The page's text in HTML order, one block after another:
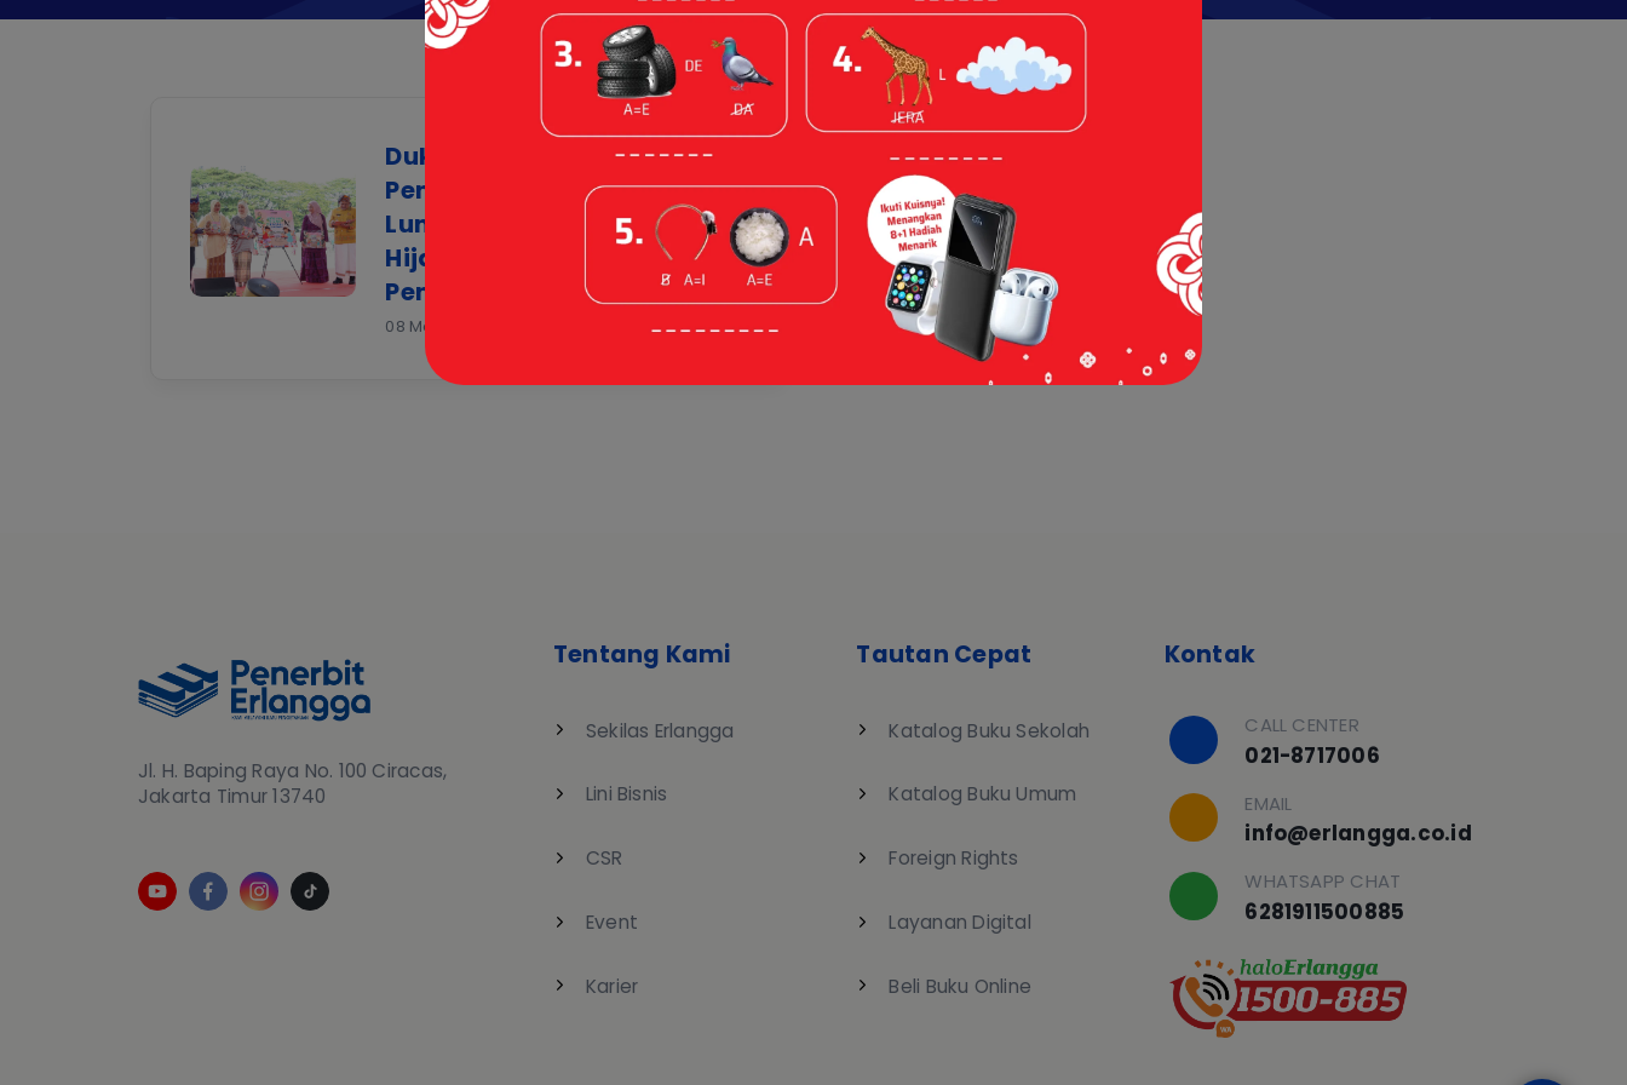
Dukung Literasi Lokal,
Penerbit Erlangga
Luncurkan Buku "Jelajah
Hijau Pantai Losari" di Hari
Pendidikan Nasional 2026
08 May 2026 |
Jl. H. Baping Raya No. 100 Ciracas,
Jakarta Timur 13740
Tentang Kami
Sekilas Erlangga
Lini Bisnis
CSR
Event
Karier
Tautan Cepat
Katalog Buku Sekolah
Katalog Buku Umum
Foreign Rights
Layanan Digital
Beli Buku Online
Kontak
CALL CENTER
021-8717006
EMAIL
info@erlangga.co.id
WHATSAPP CHAT
6281911500885